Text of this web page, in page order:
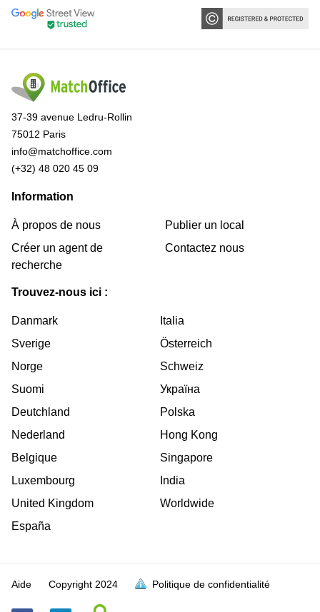
37-39 avenue Ledru-Rollin
75012 Paris
info@matchoffice.com
(+32) 48 020 45 09
Information
À propos de nous
Créer un agent de
recherche
Publier un local
Contactez nous
Trouvez-nous ici :
Danmark
Sverige
Norge
Suomi
Deutchland
Nederland
Belgique
Luxembourg
United Kingdom
España
Italia
Österreich
Schweiz
Україна
Polska
Hong Kong
Singapore
India
Worldwide
Aide Copyright 2024 Politique de confidentialité